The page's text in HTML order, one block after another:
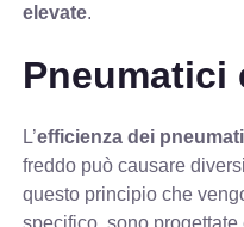
elevate.
Pneumatici
L’efficienza dei
freddo può causare
questo principio che
specifico, sono